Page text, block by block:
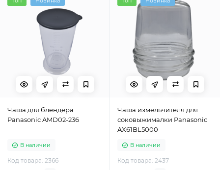
Чаша для блендера
Panasonic AMD02-236
В наличии
Код товара: 2366
Чаша измельчителя для
соковыжималки Panasonic
AX61BL5000
В наличии
Код товара: 2437